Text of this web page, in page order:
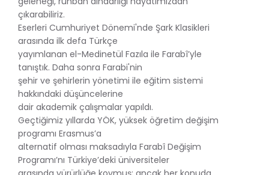
çıkarabiliriz.
Eserleri Cumhuriyet Dönemi'nde Şark Klasikleri
arasında ilk defa Türkçe
yayımlanan el-Medinetül Fazıla ile Farabî’yle
tanıştık. Daha sonra Farabi'nin
şehir ve şehirlerin yönetimi ile eğitim sistemi
hakkındaki düşüncelerine
dair akademik çalışmalar yapıldı.
Geçtiğimiz yıllarda YÖK, yüksek öğretim değişim
programı Erasmus’a
alternatif olması maksadıyla Farabî Değişim
Programı’nı Türkiye’deki üniversiteler